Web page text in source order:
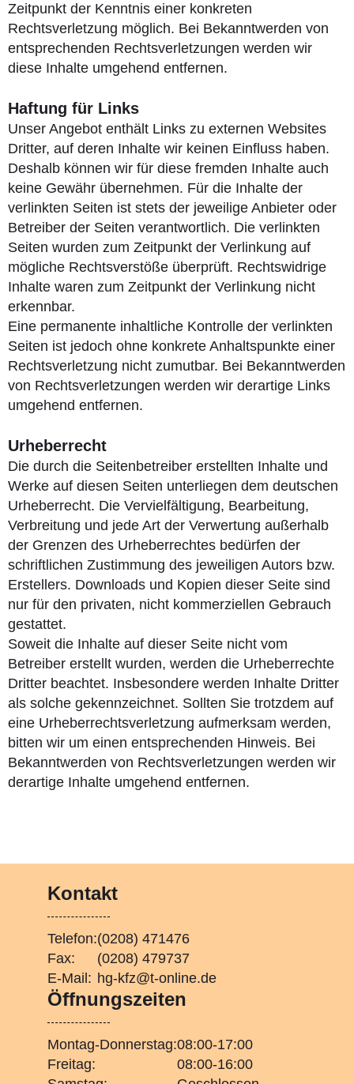
Zeitpunkt der Kenntnis einer konkreten
Rechtsverletzung möglich. Bei Bekanntwerden von
entsprechenden Rechtsverletzungen werden wir
diese Inhalte umgehend entfernen.
Haftung für Links
Unser Angebot enthält Links zu externen Websites
Dritter, auf deren Inhalte wir keinen Einfluss haben.
Deshalb können wir für diese fremden Inhalte auch
keine Gewähr übernehmen. Für die Inhalte der
verlinkten Seiten ist stets der jeweilige Anbieter oder
Betreiber der Seiten verantwortlich. Die verlinkten
Seiten wurden zum Zeitpunkt der Verlinkung auf
mögliche Rechtsverstöße überprüft. Rechtswidrige
Inhalte waren zum Zeitpunkt der Verlinkung nicht
erkennbar.
Eine permanente inhaltliche Kontrolle der verlinkten
Seiten ist jedoch ohne konkrete Anhaltspunkte einer
Rechtsverletzung nicht zumutbar. Bei Bekanntwerden
von Rechtsverletzungen werden wir derartige Links
umgehend entfernen.
Urheberrecht
Die durch die Seitenbetreiber erstellten Inhalte und
Werke auf diesen Seiten unterliegen dem deutschen
Urheberrecht. Die Vervielfältigung, Bearbeitung,
Verbreitung und jede Art der Verwertung außerhalb
der Grenzen des Urheberrechtes bedürfen der
schriftlichen Zustimmung des jeweiligen Autors bzw.
Erstellers. Downloads und Kopien dieser Seite sind
nur für den privaten, nicht kommerziellen Gebrauch
gestattet.
Soweit die Inhalte auf dieser Seite nicht vom
Betreiber erstellt wurden, werden die Urheberrechte
Dritter beachtet. Insbesondere werden Inhalte Dritter
als solche gekennzeichnet. Sollten Sie trotzdem auf
eine Urheberrechtsverletzung aufmerksam werden,
bitten wir um einen entsprechenden Hinweis. Bei
Bekanntwerden von Rechtsverletzungen werden wir
derartige Inhalte umgehend entfernen.
Kontakt
Telefon:
Fax:
E-Mail:
(0208) 471476
(0208) 479737
hg-kfz@t-online.de
Öffnungszeiten
Montag-Donnerstag:
Freitag:
08:00-17:00
08:00-16:00